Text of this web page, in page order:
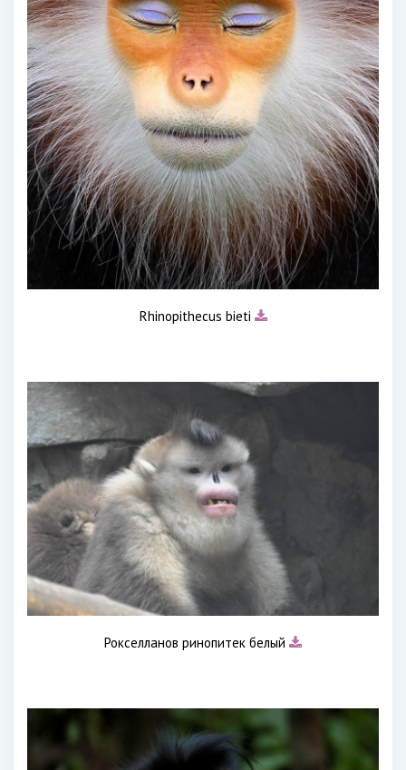
Rhinopithecus bieti
Рокселланов ринопитек белый